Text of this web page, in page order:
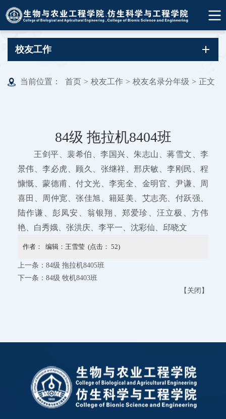
校友工作
当前位置： 首页 > 校友工作 > 校友名录分年级 > 正文
84级 拖拉机8404班
王剑平、裴希伯、李国兴、朱志山、蒋雪文、李
景伟、李必虎、顾久、张继祥、邢庆敏、李刚民、程
慷慨、蒙德甫、付文光、李宪全、金明官、尹谦、周
喜田、周仲宽、张佳旭、籍延美、艾志亮、付跃强、
陆作谦、彭凤安、翁银翔、郑爱珍、汪立极、方伟
艳、白秀娥、张洪庆、李平一、沈彩仙、邱晓文
作者： 编辑：王雪莹 (点击： 52)
上一条： 84级 拖拉机8405班
下一条： 84级 牧机8403班
【 关闭 】